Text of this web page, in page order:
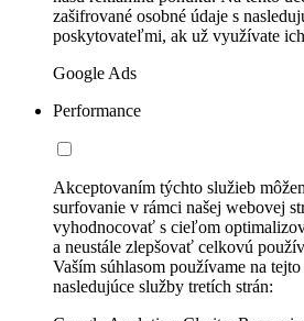
zašifrované osobné údaje s
poskytovateľmi, ak už využívate
Google Ads
Performance
Akceptovaním týchto služieb
surfovanie v rámci našej webovej
vyhodnocovať s cieľom
a neustále zlepšovať celkovú
Vaším súhlasom používame na
nasledujúce služby tretích strán: